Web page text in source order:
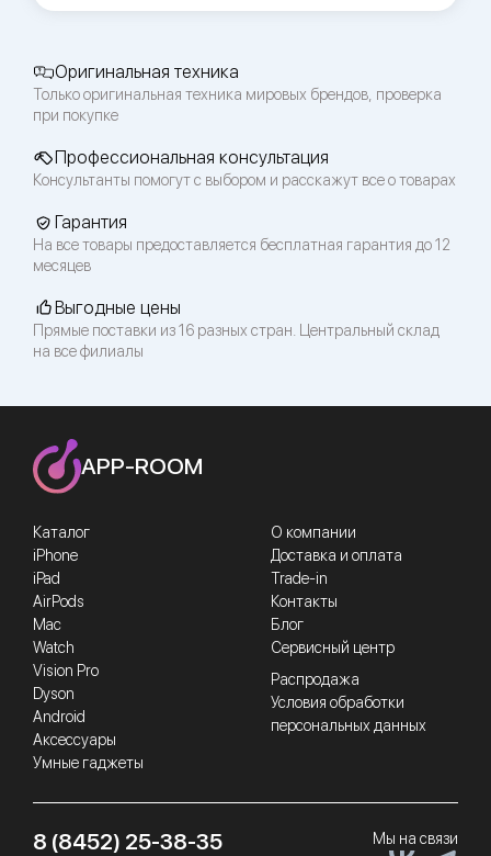
Оригинальная техника
Только оригинальная техника мировых брендов, проверка
при покупке
Профессиональная консультация
Консультанты помогут с выбором и расскажут все о товарах
Гарантия
На все товары предоставляется бесплатная гарантия до 12
месяцев
Выгодные цены
Прямые поставки из 16 разных стран. Центральный склад
на все филиалы
Каталог
iPhone
iPad
AirPods
Mac
Watch
Vision Pro
Dyson
Android
Аксессуары
Умные гаджеты
О компании
Доставка и оплата
Trade-in
Контакты
Блог
Сервисный центр
Распродажа
Условия обработки
персональных данных
APP-ROOM
8 (8452) 25-38-35 Мы на связи